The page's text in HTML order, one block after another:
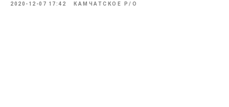
2020-12-07 17:42 КАМЧАТСКОЕ Р/О